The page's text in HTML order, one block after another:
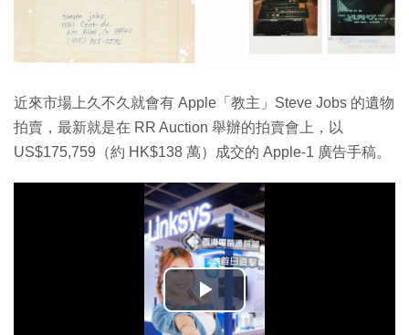
近來市場上久不久就會有 Apple「教主」Steve Jobs 的遺物
拍賣，最新就是在 RR Auction 舉辦的拍賣會上，以
US$175,759（約 HK$138 萬）成交的 Apple-1 廣告手稿。
播